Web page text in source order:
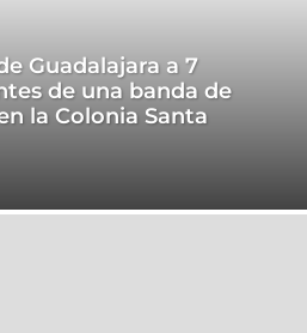
Guadalajara a 7
de una banda de
la Colonia Santa